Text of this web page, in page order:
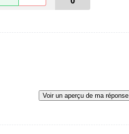
Voir un aperçu de ma réponse